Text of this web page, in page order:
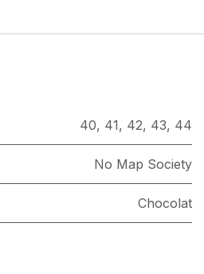
40, 41, 42, 43, 44
No Map Society
Chocolat